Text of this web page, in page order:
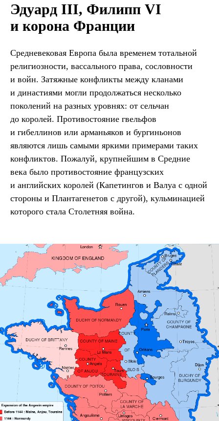
Эдуард III, Филипп VI
и корона Франции
Средневековая Европа была временем тотальной
религиозности, вассального права, сословности
и войн. Затяжные конфликты между кланами
и династиями могли продолжаться несколько
поколений на разных уровнях: от сельчан
до королей. Противостояние гвельфов
и гибеллинов или арманьяков и бургиньонов
являются лишь самыми яркими примерами таких
конфликтов. Пожалуй, крупнейшим в Средние
века было противостояние французских
и английских королей (Капетингов и Валуа с одной
стороны и Плантагенетов с другой), кульминацией
которого стала Столетняя война.